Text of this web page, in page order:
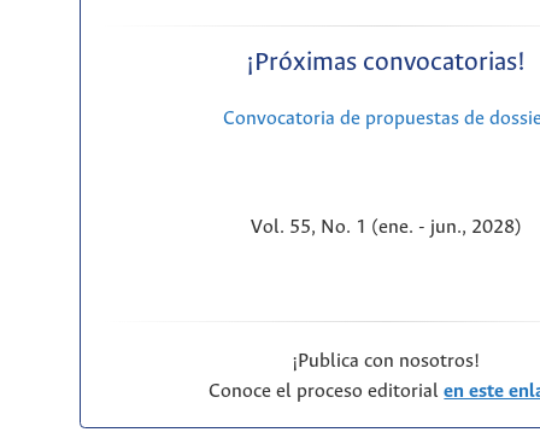
¡Próximas convocatorias!
Convocatoria de propuestas de
Vol. 55, No. 1 (ene. - jun., 2028)
¡Publica con nosotros!
Conoce el proceso editorialen este